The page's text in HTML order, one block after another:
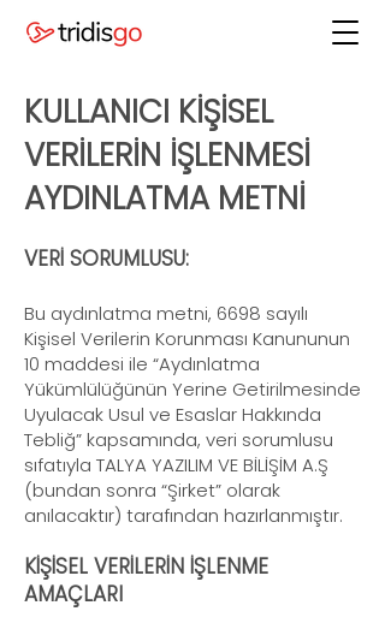
KULLANICI KİŞİSEL
VERİLERİN İŞLENMESİ
AYDINLATMA METNİ
VERİ SORUMLUSU:
Bu aydınlatma metni, 6698 sayılı
Kişisel Verilerin Korunması Kanununun
10 maddesi ile “Aydınlatma
Yükümlülüğünün Yerine Getirilmesinde
Uyulacak Usul ve Esaslar Hakkında
Tebliğ” kapsamında, veri sorumlusu
sıfatıyla TALYA YAZILIM VE BİLİŞİM A.Ş
(bundan sonra “Şirket” olarak
anılacaktır) tarafından hazırlanmıştır.
KİŞİSEL VERİLERİN İŞLENME
AMAÇLARI